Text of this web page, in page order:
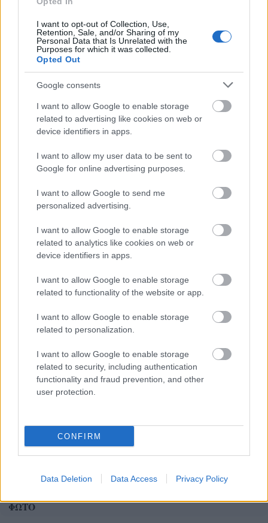
I want to opt-out of Collection, Use,
Retention, Sale, and/or Sharing of my
Personal Data that Is Unrelated with the
Purposes for which it was collected.
Opted Out
Google consents
I want to allow Google to enable storage
related to advertising like cookies on web or
device identifiers in apps.
I want to allow my user data to be sent to
Google for online advertising purposes.
I want to allow Google to send me
personalized advertising.
I want to allow Google to enable storage
related to analytics like cookies on web or
device identifiers in apps.
I want to allow Google to enable storage
related to functionality of the website or app.
I want to allow Google to enable storage
related to personalization.
I want to allow Google to enable storage
related to security, including authentication
functionality and fraud prevention, and other
user protection.
CONFIRM
Data Deletion Data Access Privacy Policy
Τι σημαίνουν οι καφέ άκρες στα φυτά – Το λάθος με το
πότισμα
ΦΩΤΟ